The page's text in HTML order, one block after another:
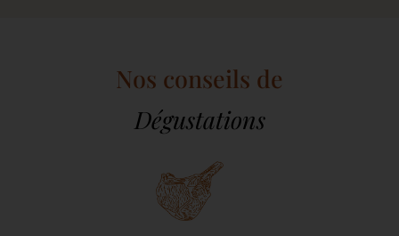
Nos conseils de
Dégustations